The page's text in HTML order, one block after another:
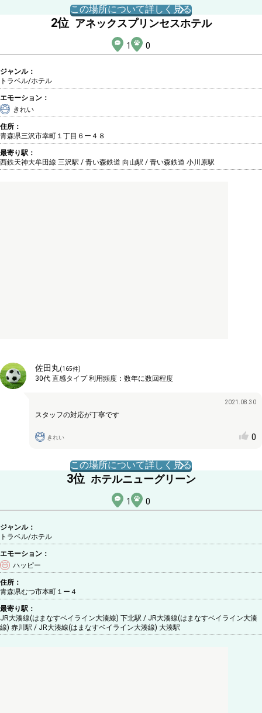
この場所について詳しく見る
2位 アネックスプリンセスホテル
1 0
ジャンル：
トラベル/ホテル
エモーション：
きれい
住所：
青森県三沢市幸町１丁目６ー４８
最寄り駅：
西鉄天神大牟田線 三沢駅 / 青い森鉄道 向山駅 / 青い森鉄道 小川原駅
佐田丸(165件)
30代 直感タイプ利用頻度： 数年に数回程度
2021.08.30
スタッフの対応が丁寧です
きれい 0
この場所について詳しく見る
3位 ホテルニューグリーン
1 0
ジャンル：
トラベル/ホテル
エモーション：
ハッピー
住所：
青森県むつ市本町１ー４
最寄り駅：
JR大湊線(はまなすベイライン大湊線) 下北駅 / JR大湊線(はまなすベイライン大湊
線) 赤川駅 / JR大湊線(はまなすベイライン大湊線) 大湊駅